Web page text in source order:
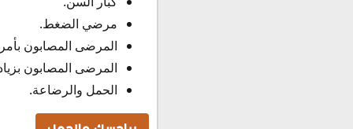
مرضي الضغط.
المرضى المصابون
المرضى المصابون
الحمل والرضاعة.